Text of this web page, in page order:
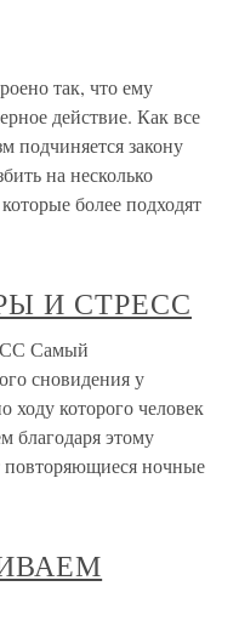
так, что ему
действие. Как все
подчиняется закону
на несколько
более подходят
И СТРЕСС
Самый
сновидения у
которого человек
благодаря этому
повторяющиеся ночные